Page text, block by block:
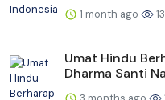
1 month ago
Umat Hindu
Dharma Santi